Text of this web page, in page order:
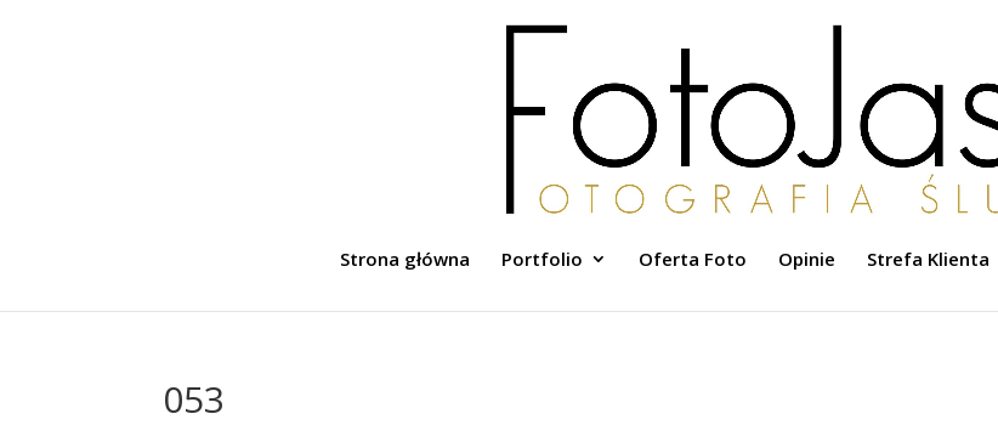
Strona główna Portfolio Oferta Foto Opinie Strefa Klienta
053